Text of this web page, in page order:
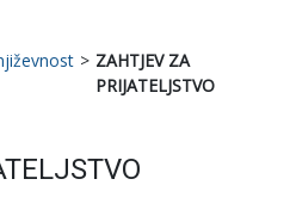
> ZAHTJEV ZA
PRIJATELJSTVO